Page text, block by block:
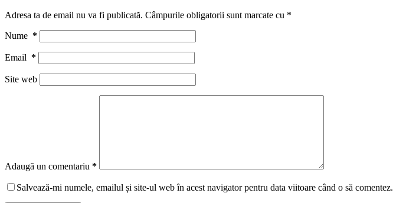
Adresa ta de email nu va fi publicată. Câmpurile obligatorii sunt marcate cu *
Nume *
Email *
Site web
Adaugă un comentariu *
Salvează-mi numele, emailul și site-ul web în acest navigator pentru data viitoare când o să comentez.